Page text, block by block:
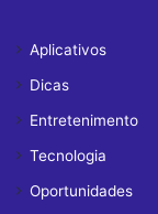
Aplicativos
Dicas
Entretenimento
Tecnologia
Oportunidades